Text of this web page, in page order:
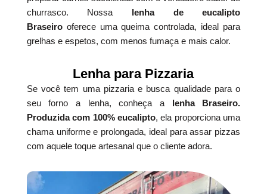
churrasco. Nossa lenha de eucalipto
Braseirooferece uma queima controlada, ideal para
grelhas e espetos, com menos fumaça e mais calor.
Lenha para Pizzaria
Se você tem uma pizzaria e busca qualidade para o
seu forno a lenha, conheça a lenha Braseiro.
Produzida com 100% eucalipto, ela proporciona uma
chama uniforme e prolongada, ideal para assar pizzas
com aquele toque artesanal que o cliente adora.